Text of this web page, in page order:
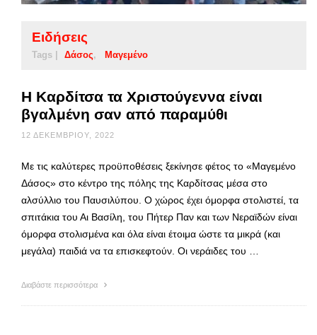
Ειδήσεις
Tags | Δάσος Μαγεμένο
Η Καρδίτσα τα Χριστούγεννα είναι
βγαλμένη σαν από παραμύθι
12 ΔΕΚΕΜΒΡΊΟΥ, 2022
Με τις καλύτερες προϋποθέσεις ξεκίνησε φέτος το «Μαγεμένο
Δάσος» στο κέντρο της πόλης της Καρδίτσας μέσα στο
αλσύλλιο του Παυσιλύπου. Ο χώρος έχει όμορφα στολιστεί, τα
σπιτάκια του Αι Βασίλη, του Πήτερ Παν και των Νεραϊδών είναι
όμορφα στολισμένα και όλα είναι έτοιμα ώστε τα μικρά (και
μεγάλα) παιδιά να τα επισκεφτούν. Οι νεράιδες του …
Διαβάστε περισσότερα